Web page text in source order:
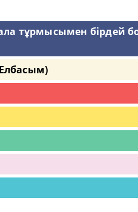
тұрмысымен бірдей